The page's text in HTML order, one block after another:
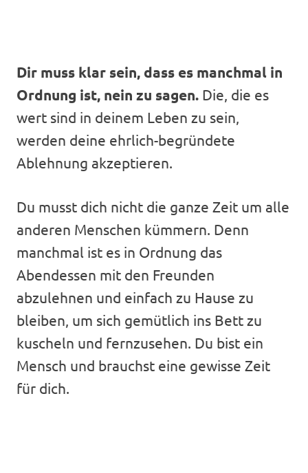
Dir muss klar sein, dass es manchmal in
Ordnung ist, nein zu sagen. Die, die es
wert sind in deinem Leben zu sein,
werden deine ehrlich-begründete
Ablehnung akzeptieren.
Du musst dich nicht die ganze Zeit um alle
anderen Menschen kümmern. Denn
manchmal ist es in Ordnung das
Abendessen mit den Freunden
abzulehnen und einfach zu Hause zu
bleiben, um sich gemütlich ins Bett zu
kuscheln und fernzusehen. Du bist ein
Mensch und brauchst eine gewisse Zeit
für dich.